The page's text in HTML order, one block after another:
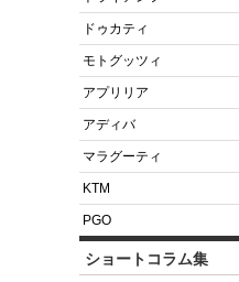
ドゥカティ
モトグッツィ
アプリリア
アディバ
マラグーティ
KTM
PGO
ショートコラム集